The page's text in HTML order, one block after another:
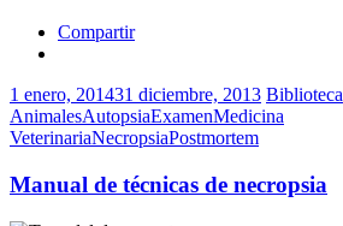
Compartir
1 enero, 201431 diciembre, 2013 Biblioteca
AnimalesAutopsiaExamenMedicina
VeterinariaNecropsiaPostmortem
Manual de técnicas de necropsia